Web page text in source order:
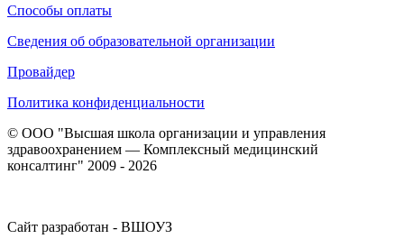
Способы оплаты
Сведения об образовательной организации
Провайдер
Политика конфиденциальности
© ООО "Высшая школа организации и управления
здравоохранением — Комплексный медицинский
консалтинг" 2009 - 2026
Сайт разработан - ВШОУЗ